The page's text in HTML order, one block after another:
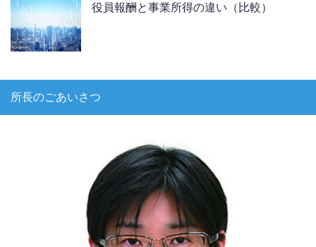
役員報酬と事業所得の違い（比較）
所長のごあいさつ